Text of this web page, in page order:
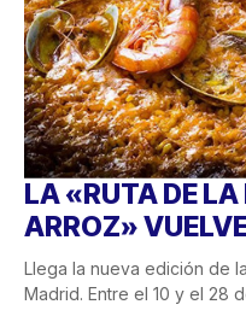
LA «RUTA DE LA
ARROZ»
Llega la nueva edición de
Madrid. Entre el 10 y el 28